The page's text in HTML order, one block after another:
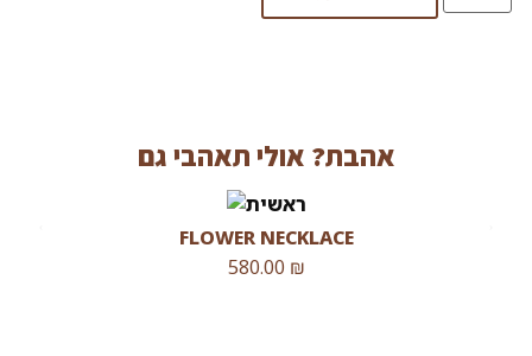
אהבת? אולי תאהבי גם
FLOWER NECKLACE
580.00 ₪